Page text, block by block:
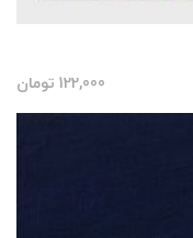
122,000 تومان